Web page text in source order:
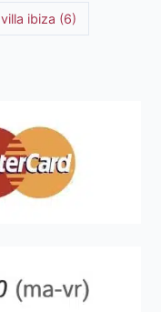
villa ibiza (6)